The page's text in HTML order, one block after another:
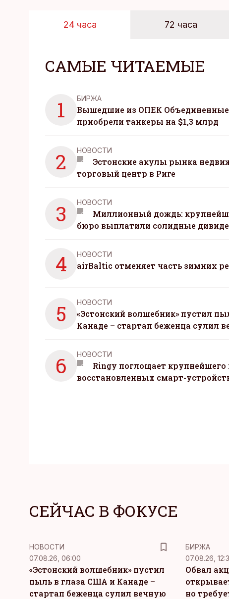
24 часа 72 часа
САМЫЕ ЧИТАЕМЫЕ
1 БИРЖА
Вышедшие из ОПЕК
приобрели танкеры на $1,3 млрд
2 НОВОСТИ
Эстонские акулы рынка
торговый центр в Риге
3 НОВОСТИ
Миллионный дождь:
бюро выплатили солидные
4 НОВОСТИ
airBaltic отменяет часть зимних
5 НОВОСТИ
«Эстонский волшебник» пустил
Канаде – стартап беженца сулил
6 НОВОСТИ
Ringy поглощает крупнейшего
восстановленных смарт-
СЕЙЧАС В ФОКУСЕ
НОВОСТИ
07.08.26, 06:00
«Эстонский волшебник» пустил
пыль в глаза США и Канаде –
стартап беженца сулил вечную
БИРЖА
07.08.26,
Обвал
но